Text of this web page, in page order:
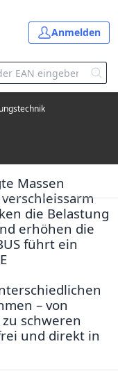
Anmelden
Massen
die Belastung
erhöhen die
führt ein
– von
schweren
und direkt in